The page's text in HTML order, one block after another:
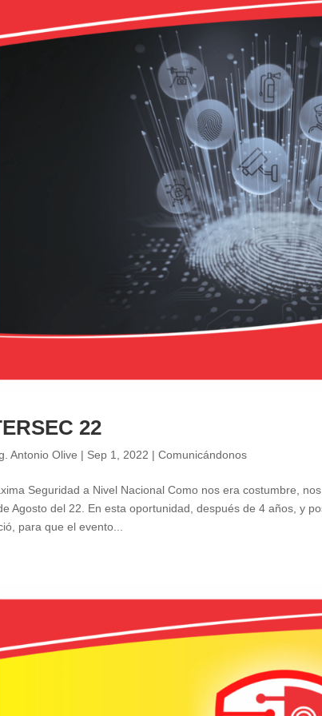
22
Antonio Olive | Sep 1, 2022 |Comunicándonos
Seguridad a Nivel Nacional Como nos era costumbre,
Agosto del 22. En esta oportunidad, después de 4 años, y
para que el evento...